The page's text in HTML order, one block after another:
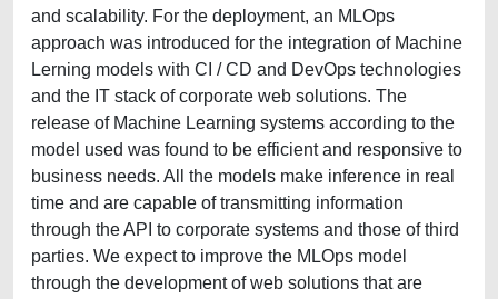
and scalability. For the deployment, an MLOps
approach was introduced for the integration of Machine
Lerning models with CI / CD and DevOps technologies
and the IT stack of corporate web solutions. The
release of Machine Learning systems according to the
model used was found to be efficient and responsive to
business needs. All the models make inference in real
time and are capable of transmitting information
through the API to corporate systems and those of third
parties. We expect to improve the MLOps model
through the development of web solutions that are